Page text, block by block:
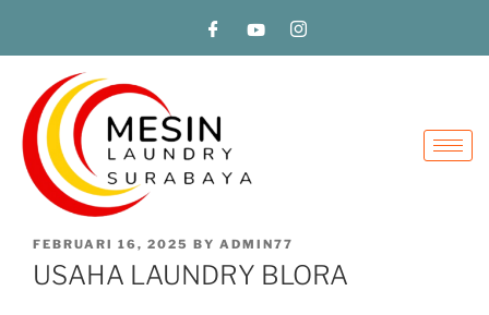
FEBRUARI 16, 2025 BY ADMIN77
USAHA LAUNDRY BLORA